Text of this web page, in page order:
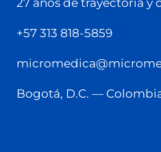
+57 313 818-5859
Bogotá, D.C. —